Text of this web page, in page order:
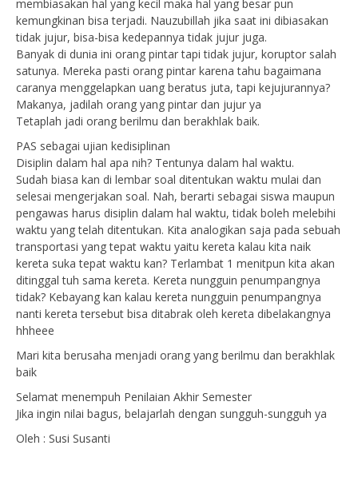
membiasakan hal yang kecil maka hal yang besar pun
kemungkinan bisa terjadi. Nauzubillah jika saat ini dibiasakan
tidak jujur, bisa-bisa kedepannya tidak jujur juga.
Banyak di dunia ini orang pintar tapi tidak jujur, koruptor salah
satunya. Mereka pasti orang pintar karena tahu bagaimana
caranya menggelapkan uang beratus juta, tapi kejujurannya?
Makanya, jadilah orang yang pintar dan jujur ya
Tetaplah jadi orang berilmu dan berakhlak baik.
PAS sebagai ujian kedisiplinan
Disiplin dalam hal apa nih? Tentunya dalam hal waktu.
Sudah biasa kan di lembar soal ditentukan waktu mulai dan
selesai mengerjakan soal. Nah, berarti sebagai siswa maupun
pengawas harus disiplin dalam hal waktu, tidak boleh melebihi
waktu yang telah ditentukan. Kita analogikan saja pada sebuah
transportasi yang tepat waktu yaitu kereta kalau kita naik
kereta suka tepat waktu kan? Terlambat 1 menitpun kita akan
ditinggal tuh sama kereta. Kereta nungguin penumpangnya
tidak? Kebayang kan kalau kereta nungguin penumpangnya
nanti kereta tersebut bisa ditabrak oleh kereta dibelakangnya
hhheee
Mari kita berusaha menjadi orang yang berilmu dan berakhlak
baik
Selamat menempuh Penilaian Akhir Semester
Jika ingin nilai bagus, belajarlah dengan sungguh-sungguh ya
Oleh : Susi Susanti